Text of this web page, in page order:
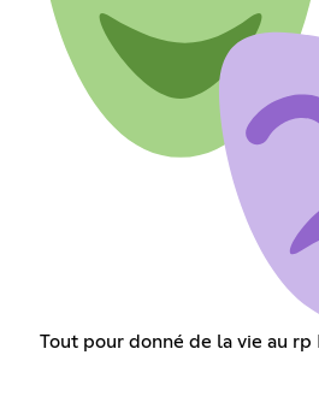
Tout pour donné de la vie au rp